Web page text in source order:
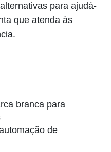
para ajudá-
que atenda às
branca para
de